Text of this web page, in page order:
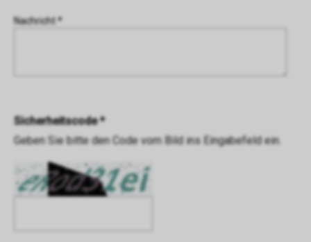
Nachricht *
Sicherheitscode *
Geben Sie bitte den Code vom Bild ins Eingabefeld ein.